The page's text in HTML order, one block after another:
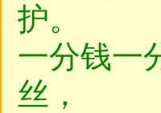
护。
一分钱一
丝，